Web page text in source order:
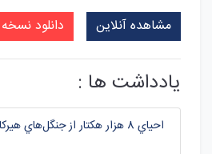
مشاهده آنلاین دانلود نسخه PDF
یادداشت ها :
احياي 8 هزار هکتار از جنگل‌هاي هيرکاني؛ گلستان سبزتر شد